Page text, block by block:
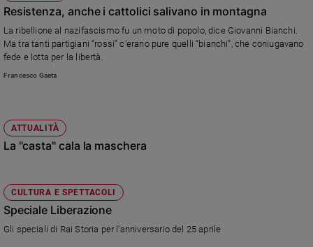
Resistenza, anche i cattolici salivano in montagna
La ribellione al nazifascismo fu un moto di popolo, dice Giovanni Bianchi.
Ma tra tanti partigiani “rossi” c’erano pure quelli “bianchi”, che coniugavano
fede e lotta per la libertà.
Francesco Gaeta
ATTUALITÀ
La "casta" cala la maschera
CULTURA E SPETTACOLI
Speciale Liberazione
Gli speciali di Rai Storia per l'anniversario del 25 aprile